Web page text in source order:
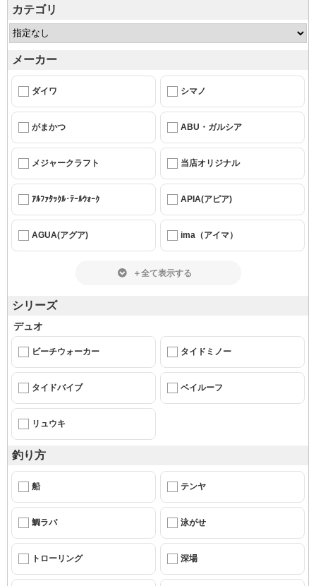
カテゴリ
メーカー
ダイワ シマノ
がまかつ ABU・ガルシア
メジャークラフト 当店オリジナル
ｱﾙﾌｧﾀｯｸﾙ･ﾃｰﾙｳｫｰｸ APIA(アピア)
AGUA(アグア) ima（アイマ）
＋全て表示する
シリーズ
デュオ
ビーチウォーカー タイドミノー
タイドバイブ ベイルーフ
リュウキ
釣り方
船 テンヤ
鯛ラバ 泳がせ
トローリング 深場